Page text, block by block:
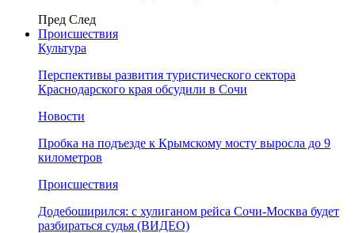
Пред След
Происшествия
Культура
Перспективы развития туристического сектора
Краснодарского края обсудили в Сочи
Новости
Пробка на подъезде к Крымскому мосту выросла до 9
километров
Происшествия
Додебоширился: с хулиганом рейса Сочи-Москва будет
разбираться судья (ВИДЕО)